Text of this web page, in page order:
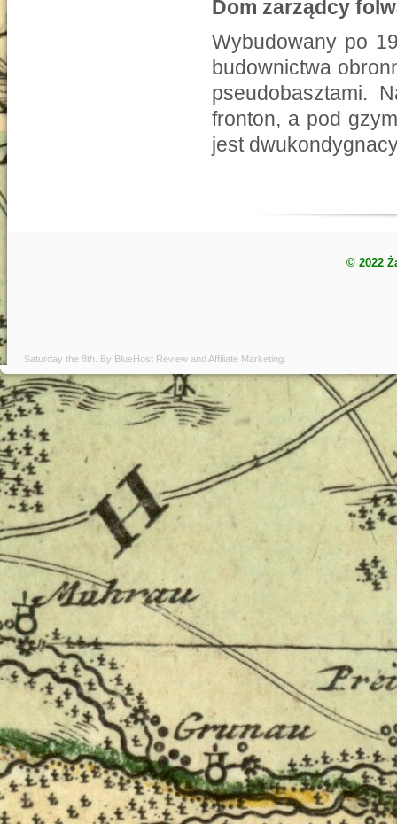
Dom zarządcy
Wybudowany po
budownictwa
pseudobasztami.
fronton, a pod
jest
© 2022
Saturday the 8th. By BlueHost Review andAffiliate Marketing